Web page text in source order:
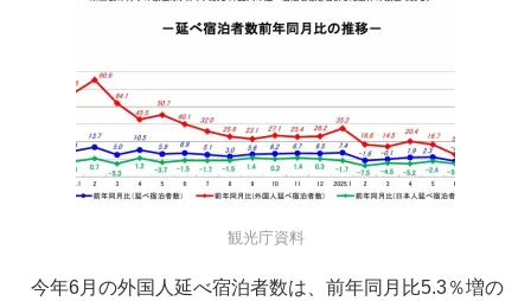
観光庁資料
今年6月の外国人延べ宿泊者数は、前年同月比5.3％増の